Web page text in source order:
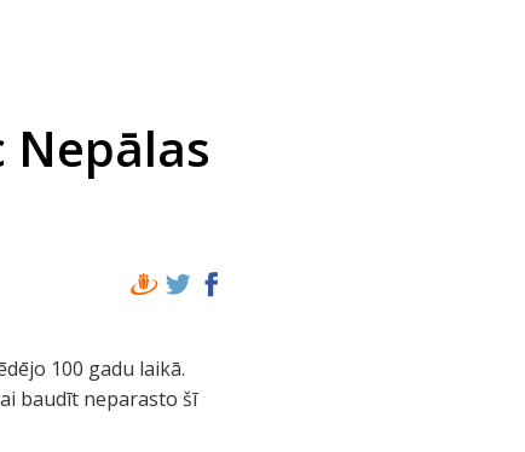
Nepālas
100 gadu laikā.
baudīt neparasto šī